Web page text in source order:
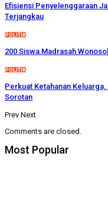
Efisiensi Penyelenggaraan
Terjangkau
POLITIK
200 Siswa Madrasah
POLITIK
Perkuat Ketahanan
Sorotan
Prev Next
Comments are closed.
Most Popular